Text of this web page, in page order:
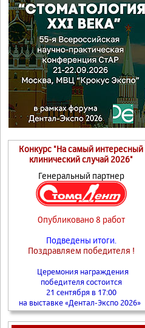
Конкурс "На самый интересный
клинический случай 2026"
Генеральный партнер
Опубликовано 8 работ
Подведены итоги.
Поздравляем победителя !
Церемония награждения
победителя состоится
21 сентября в 17:00
на выставке «Дентал-Экспо 2026»